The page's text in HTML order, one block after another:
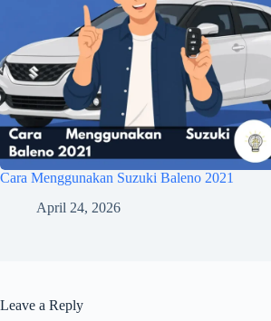
Cara Menggunakan Suzuki Baleno 2021
April 24, 2026
Leave a Reply